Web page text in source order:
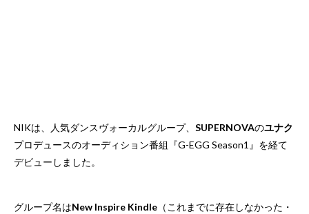
NIKは、人気ダンスヴォーカルグループ、 SUPERNOVAのユナク
プロデュースのオーディション番組『G-EGG Season1』を経て
デビューしました。
グループ名はNew Inspire Kindle （これまでに存在しなかった・